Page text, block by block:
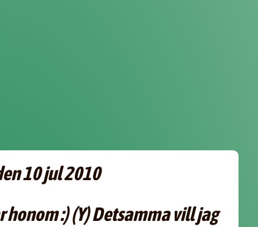
10 jul 2010
:) (Y) Detsamma vill jag